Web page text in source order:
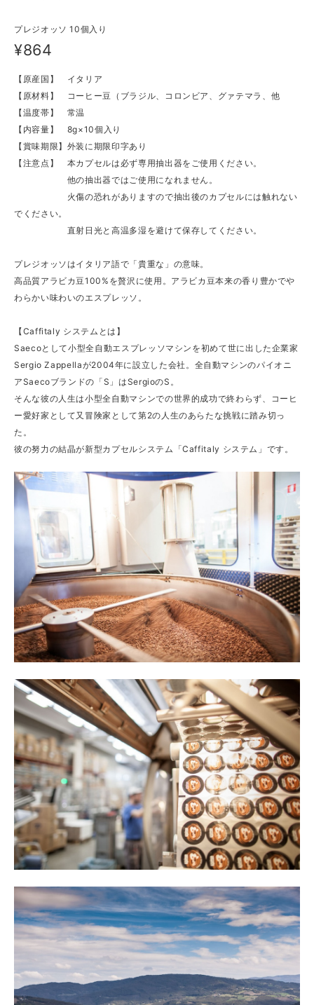
プレジオッソ 10個入り
¥864
【原産国】 イタリア
【原材料】 コーヒー豆（ブラジル、コロンビア、グァテマラ、他
【温度帯】 常温
【内容量】 8g×10個入り
【賞味期限】外装に期限印字あり
【注意点】 本カプセルは必ず専用抽出器をご使用ください。
他の抽出器ではご使用になれません。
火傷の恐れがありますので抽出後のカプセルには触れない
でください。
直射日光と高温多湿を避けて保存してください。
プレジオッソはイタリア語で「貴重な」の意味。
高品質アラビカ豆100%を贅沢に使用。アラビカ豆本来の香り豊かでや
わらかい味わいのエスプレッソ。
【Caffitaly システムとは】
Saecoとして小型全自動エスプレッソマシンを初めて世に出した企業家
Sergio Zappellaが2004年に設立した会社。全自動マシンのパイオニ
アSaecoブランドの「S」はSergioのS。
そんな彼の人生は小型全自動マシンでの世界的成功で終わらず、コーヒ
ー愛好家として又冒険家として第2の人生のあらたな挑戦に踏み切っ
た。
彼の努力の結晶が新型カプセルシステム「Caffitaly システム」です。